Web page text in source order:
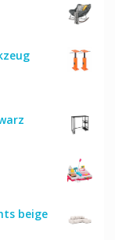
beige